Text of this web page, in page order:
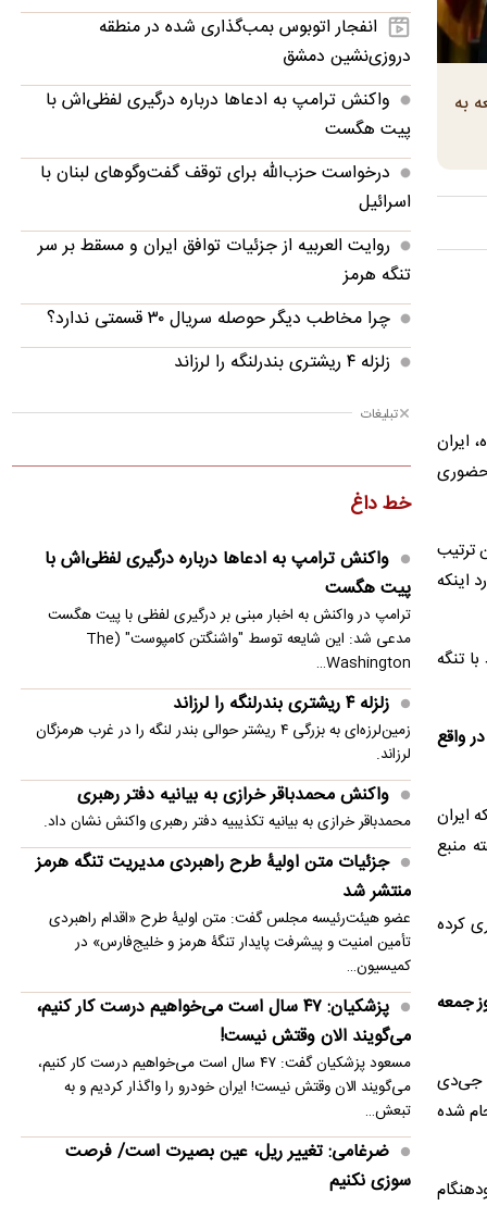
به
ایران
حضوری
ترتیب
اینکه
تنگه
در واقع
ایران
منبع
کرده
جمعه
جی‌دی
شده
انفجار اتوبوس بمب‌گذاری شده در منطقه
دروزی‌نشین دمشق
واکنش ترامپ به ادعاها درباره درگیری لفظی‌اش با
پیت هگست
درخواست حزب‌الله برای توقف گفت‌وگوهای لبنان با
اسرائیل
روایت العربیه از جزئیات توافق ایران و مسقط بر سر
تنگه هرمز
چرا مخاطب دیگر حوصله سریال ۳۰ قسمتی ندارد؟
زلزله ۴ ریشتری بندرلنگه را لرزاند
دانشکده‌های علوم پزشکی بیش از دو برابر ظرفیت
فسخ ۱۰۰ میلیونی برای قرارداد ۱۰۰ میلیاردی!
واکنش محمدباقر خرازی به بیانیه دفتر رهبری
جوادی آملی: با ناقضان وحدت مبارزه کنید
کریدورهای شمالی و جنوبی تنگه هرمز حذف
می‌شوند؟
جزئیات متن اولیۀ طرح راهبردی مدیریت تنگه هرمز
منتشر شد
عباس گودرزی: هرگونه بازگشایی تنگه هرمز باید منوط
به اجرای کامل تعهدات آمریکا باشد
تبلیغات
خط داغ
واکنش ترامپ به ادعاها درباره درگیری لفظی‌اش با
پیت هگست
ترامپ در واکنش به اخبار مبنی بر درگیری لفظی با پیت هگست
مدعی شد: این شایعه توسط "واشنگتن کامپوست" (The
Washington…
زلزله ۴ ریشتری بندرلنگه را لرزاند
زمین‌لرزه‌ای به بزرگی ۴ ریشتر حوالی بندر لنگه را در غرب هرمزگان
لرزاند.
واکنش محمدباقر خرازی به بیانیه دفتر رهبری
محمدباقر خرازی به بیانیه تکذیبیه دفتر رهبری واکنش نشان داد.
جزئیات متن اولیۀ طرح راهبردی مدیریت تنگه هرمز
منتشر شد
عضو هیئت‌رئیسه مجلس گفت: متن اولیۀ طرح «اقدام راهبردی
تأمین امنیت و پیشرفت پایدار تنگۀ هرمز و خلیج‌فارس» در
کمیسیون…
پزشکیان: ۴۷ سال است می‌خواهیم درست کار کنیم،
می‌گویند الان وقتش نیست!
مسعود پزشکیان گفت: ۴۷ سال است می‌خواهیم درست کار کنیم،
می‌گویند الان وقتش نیست! ایران خودرو را واگذار کردیم و به
تبعش…
ضرغامی: تغییر ریل، عین بصیرت است/ فرصت
سوزی نکنیم